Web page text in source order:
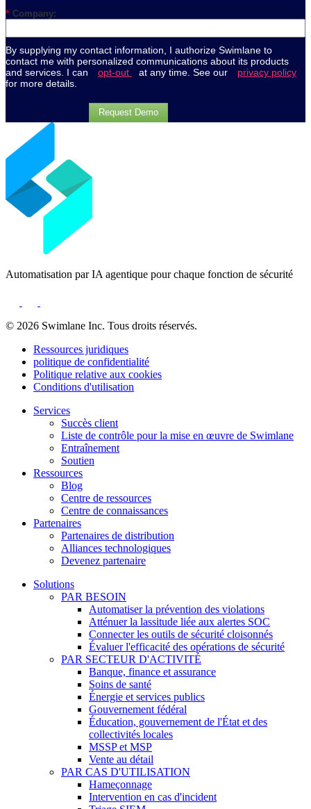
* Company:
By supplying my contact information, I authorize Swimlane to
contact me with personalized communications about its products
and services. I can
opt-out at any time. See our
privacy policy
for more details.
Request Demo
Automatisation par IA agentique pour chaque fonction de sécurité
© 2026 Swimlane Inc. Tous droits réservés.
Ressources juridiques
politique de confidentialité
Politique relative aux cookies
Conditions d'utilisation
Services
Succès client
Liste de contrôle pour la mise en œuvre de Swimlane
Entraînement
Soutien
Ressources
Blog
Centre de ressources
Centre de connaissances
Partenaires
Partenaires de distribution
Alliances technologiques
Devenez partenaire
Solutions
PAR BESOIN
Automatiser la prévention des violations
Atténuer la lassitude liée aux alertes SOC
Connecter les outils de sécurité cloisonnés
Évaluer l'efficacité des opérations de sécurité
PAR SECTEUR D'ACTIVITÉ
Banque, finance et assurance
Soins de santé
Énergie et services publics
Gouvernement fédéral
Éducation, gouvernement de l'État et des
collectivités locales
MSSP et MSP
Vente au détail
PAR CAS D'UTILISATION
Hameçonnage
Intervention en cas d'incident